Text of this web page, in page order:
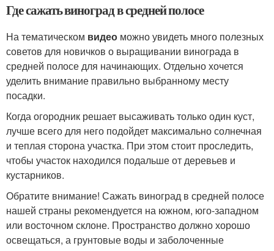
Где сажать виноград в средней полосе
На тематическом видео можно увидеть много полезных
советов для новичков о выращивании винограда в
средней полосе для начинающих. Отдельно хочется
уделить внимание правильно выбранному месту
посадки.
Когда огородник решает высаживать только один куст,
лучше всего для него подойдет максимально солнечная
и теплая сторона участка. При этом стоит проследить,
чтобы участок находился подальше от деревьев и
кустарников.
Обратите внимание! Сажать виноград в средней полосе
нашей страны рекомендуется на южном, юго-западном
или восточном склоне. Пространство должно хорошо
освещаться, а грунтовые воды и заболоченные